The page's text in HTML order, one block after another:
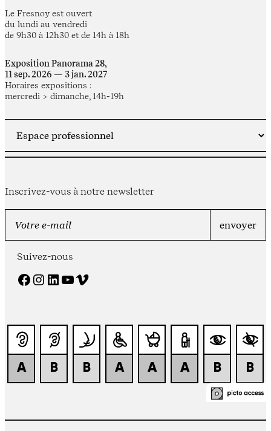
Le Fresnoy est ouvert
du lundi au vendredi
de 9h30 à 12h30 et de 14h à 18h
Exposition Panorama 28,
11 sep. 2026 — 3 jan. 2027
Horaires expositions :
mercredi > dimanche, 14h-19h
Inscrivez-vous à notre newsletter
Suivez-nous
Facebook Instagram LinkedIn YouTube Vimeo